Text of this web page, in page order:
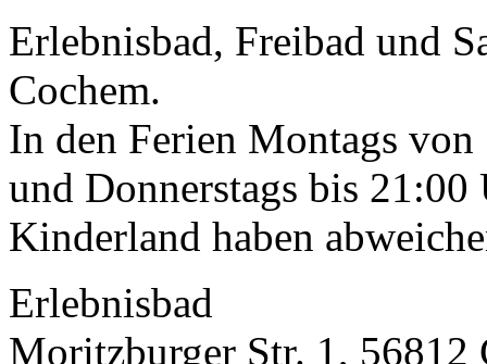
Erlebnisbad, Freibad und
Cochem.
In den Ferien Montags
und Donnerstags bis
Kinderland haben
Erlebnisbad
Moritzburger Str. 1, 56812